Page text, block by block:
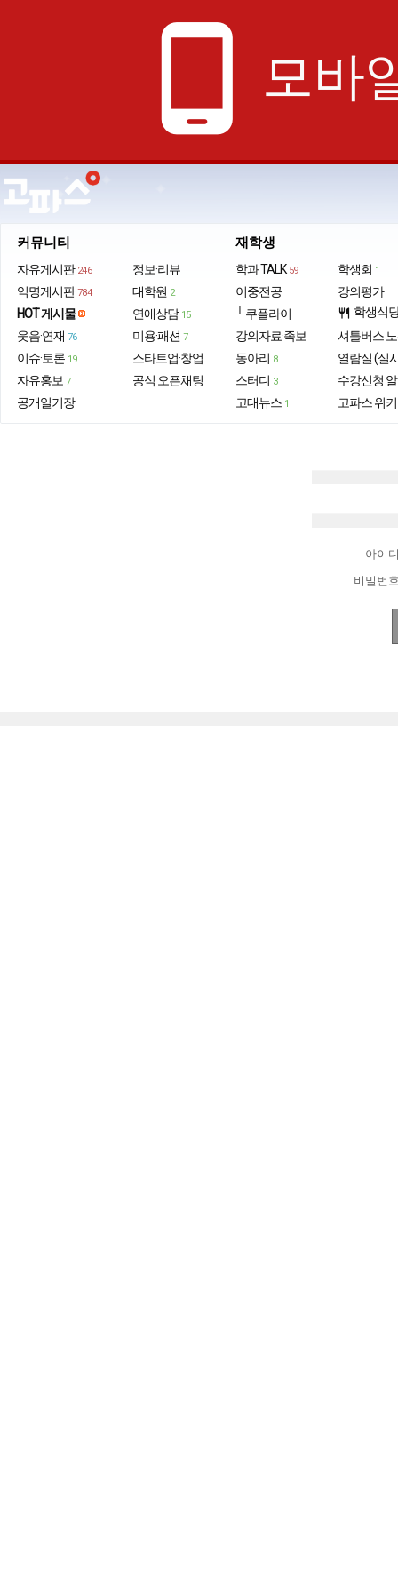
phone_android 모바
커뮤니티
자유게시판 246
익명게시판 784
HOT 게시물
웃음·연재 76
이슈·토론 19
자유홍보 7
공개일기장
정보·리뷰
대학원 2
연애상담 15
미용·패션 7
스타트업·창업
공식 오픈채팅
재학생
학과 TALK 59
이중전공
└ 쿠플라이
강의자료·족보
동아리 8
스터디 3
고대뉴스 1
학생회 1
강의평가
restaurant 학생식
셔틀버스
열람실 (실
수강신청
고파스 위키
아이
비밀번